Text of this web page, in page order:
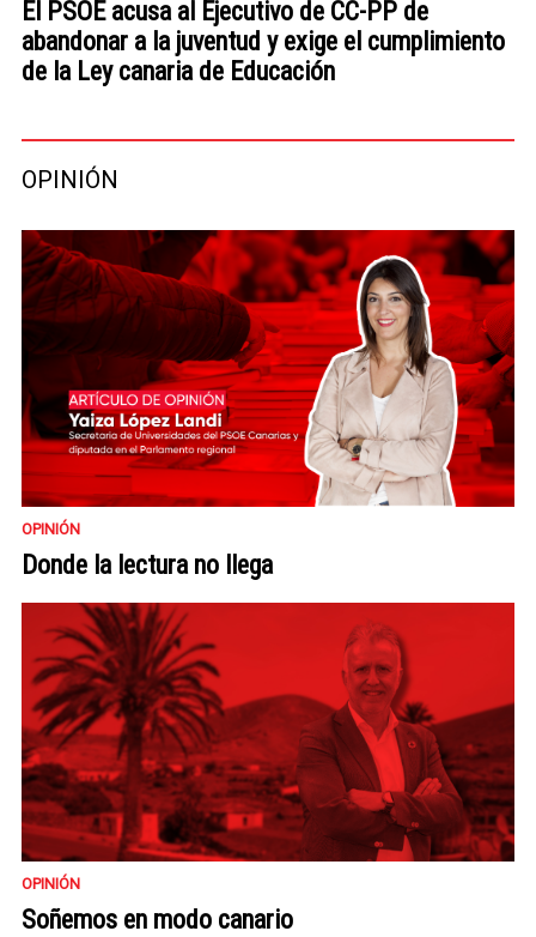
El PSOE acusa al Ejecutivo de CC-PP de
abandonar a la juventud y exige el cumplimiento
de la Ley canaria de Educación
OPINIÓN
OPINIÓN
Donde la lectura no llega
OPINIÓN
Soñemos en modo canario